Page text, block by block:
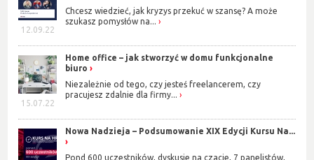
12.09.22
Chcesz wiedzieć, jak kryzys przekuć w szansę? A może
szukasz pomysłów na...
15.07.22
Home office – jak stworzyć w domu funkcjonalne
biuro
Niezależnie od tego, czy jesteś freelancerem, czy
pracujesz zdalnie dla firmy...
Nowa Nadzieja – Podsumowanie XIX Edycji Kursu Na...
Pond 600 uczestników, dyskusje na czacie, 7 panelistów,